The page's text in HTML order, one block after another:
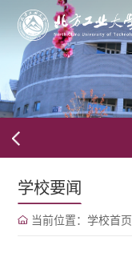
学校要闻
当前位置： 学校首页